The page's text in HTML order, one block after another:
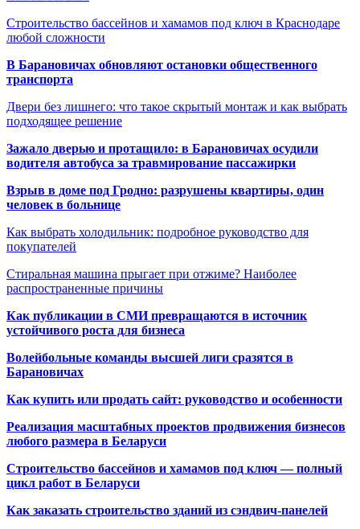
Строительство бассейнов и хамамов под ключ в Краснодаре
любой сложности
В Барановичах обновляют остановки общественного
транспорта
Двери без лишнего: что такое скрытый монтаж и как выбрать
подходящее решение
Зажало дверью и протащило: в Барановичах осудили
водителя автобуса за травмирование пассажирки
Взрыв в доме под Гродно: разрушены квартиры, один
человек в больнице
Как выбрать холодильник: подробное руководство для
покупателей
Стиральная машина прыгает при отжиме? Наиболее
распространенные причины
Как публикации в СМИ превращаются в источник
устойчивого роста для бизнеса
Волейбольные команды высшей лиги сразятся в
Барановичах
Как купить или продать сайт: руководство и особенности
Реализация масштабных проектов продвижения бизнесов
любого размера в Беларуси
Строительство бассейнов и хамамов под ключ — полный
цикл работ в Беларуси
Как заказать строительство зданий из сэндвич-панелей